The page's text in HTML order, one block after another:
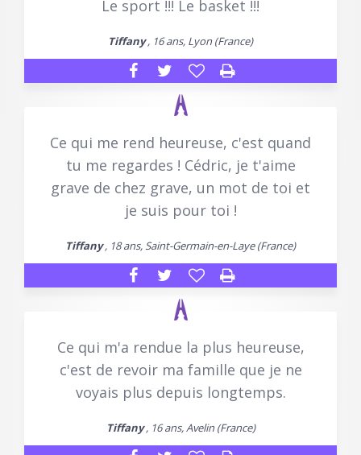
Le sport !!! Le basket !!!
Tiffany, 16 ans, Lyon (France)
Ce qui me rend heureuse, c'est quand
tu me regardes ! Cédric, je t'aime
grave de chez grave, un mot de toi et
je suis pour toi !
Tiffany, 18 ans, Saint-Germain-en-Laye (France)
Ce qui m'a rendue la plus heureuse,
c'est de revoir ma famille que je ne
voyais plus depuis longtemps.
Tiffany, 16 ans, Avelin (France)